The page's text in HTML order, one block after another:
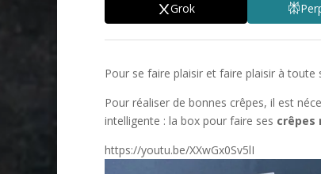
Grok
Pour se faire plaisir et faire plaisir à
Pour réaliser de bonnes crêpes, il est
intelligente : la box pour faire ses crêpes
https://youtu.be/XXwGx0Sv5lI